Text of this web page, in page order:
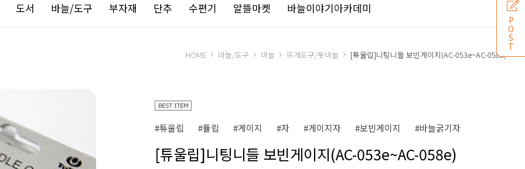
도서 바늘/도구 부자재 단추 수편기 알뜰마켓 바늘이야기아카데미
HOME 바늘/도구 바늘 뜨개도구/돗바늘 [튜울립]니팅니들 보빈게이지(AC-053e~AC-058e)
#튜울립 #튤립 #게이지 #자 #게이지자 #보빈게이지 #바늘굵기자
[튜울립]니팅니들 보빈게이지(AC-053e~AC-058e)
P
O
S
T